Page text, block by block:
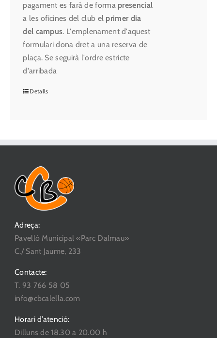
pagament es farà de forma presencial
a les oficines del club el primer dia
del campus. L'emplenament d'aquest
formulari dona dret a una reserva de
plaça. Se seguirà l'ordre estricte
d'arribada
Detalls
Adreça:
Pavelló Municipal «Parc Dalmau»
C./ Sant Jaume, 233
Contacte:
T. 93 766 58 05
info@cbcalella.com
Horari d’atenció:
Dilluns de 18.30 a 20.00 h